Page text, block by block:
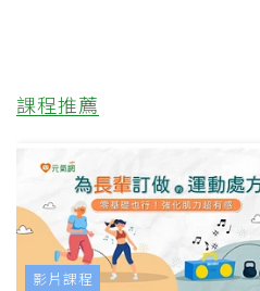
課程推薦
影片課程